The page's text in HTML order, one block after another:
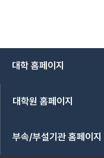
대학 홈페이지
대학원 홈페이지
부속/부설기관 홈페이지